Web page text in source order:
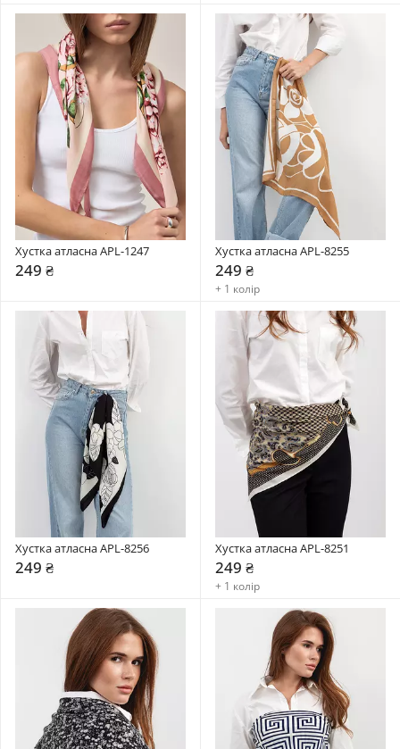
Хустка атласна APL-1247
249 ₴
Хустка атласна APL-8255
249 ₴
+ 1 колір
Хустка атласна APL-8256
249 ₴
Хустка атласна APL-8251
249 ₴
+ 1 колір